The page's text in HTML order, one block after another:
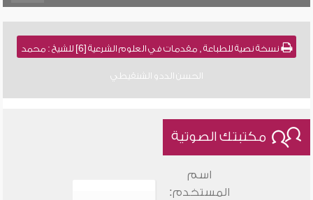
نسخة نصية للطباعة , مقدمات في العلوم الشرعية [6] للشيخ : محمد
الحسن الددو الشنقيطي
مكتبتك الصوتية
اسم
المستخدم: